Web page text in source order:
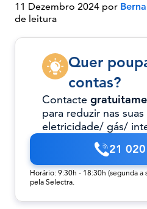
11 Dezembro 2024 por
de leitura
Quer
contas?
Contacte
para reduzir nas
eletricidade/ gás/
21
Horário: 9:30h - 18:30h (segunda
pela Selectra.